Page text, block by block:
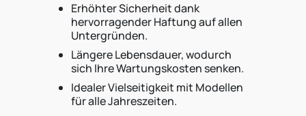
Erhöhter Sicherheit dank
hervorragender Haftung auf allen
Untergründen.
Längere Lebensdauer, wodurch
sich Ihre Wartungskosten senken.
Idealer Vielseitigkeit mit Modellen
für alle Jahreszeiten.